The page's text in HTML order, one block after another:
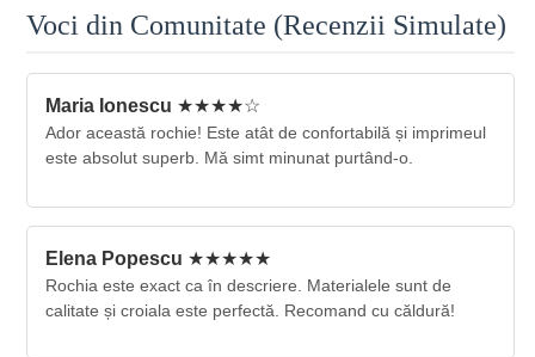
Voci din Comunitate (Recenzii Simulate)
Maria Ionescu ★★★★☆
Ador această rochie! Este atât de confortabilă și imprimeul
este absolut superb. Mă simt minunat purtând-o.
Elena Popescu ★★★★★
Rochia este exact ca în descriere. Materialele sunt de
calitate și croiala este perfectă. Recomand cu căldură!